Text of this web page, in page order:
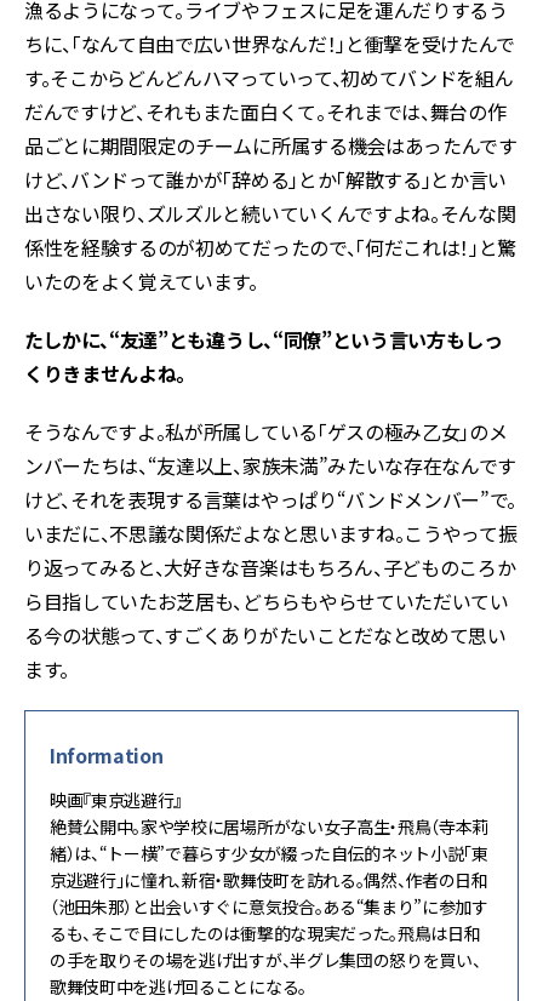
漁るようになって。ライブやフェスに足を運んだりするう
ちに、「なんて自由で広い世界なんだ！」と衝撃を受けたんで
す。そこからどんどんハマっていって、初めてバンドを組ん
だんですけど、それもまた面白くて。それまでは、舞台の作
品ごとに期間限定のチームに所属する機会はあったんです
けど、バンドって誰かが「辞める」とか「解散する」とか言い
出さない限り、ズルズルと続いていくんですよね。そんな関
係性を経験するのが初めてだったので、「何だこれは！」と驚
いたのをよく覚えています。
――たしかに、“友達”とも違うし、“同僚”という言い方もしっ
くりきませんよね。
そうなんですよ。私が所属している「ゲスの極み乙女」のメ
ンバーたちは、“友達以上、家族未満”みたいな存在なんです
けど、それを表現する言葉はやっぱり“バンドメンバー”で。
いまだに、不思議な関係だよなと思いますね。こうやって振
り返ってみると、大好きな音楽はもちろん、子どものころか
ら目指していたお芝居も、どちらもやらせていただいてい
る今の状態って、すごくありがたいことだなと改めて思い
ます。
Information
映画『東京逃避行』
絶賛公開中。家や学校に居場所がない女子高生・飛鳥（寺本莉
緒）は、“トー横”で暮らす少女が綴った自伝的ネット小説「東
京逃避行」に憧れ、新宿・歌舞伎町を訪れる。偶然、作者の日和
（池田朱那）と出会いすぐに意気投合。ある“集まり”に参加す
るも、そこで目にしたのは衝撃的な現実だった。飛鳥は日和
の手を取りその場を逃げ出すが、半グレ集団の怒りを買い、
歌舞伎町中を逃げ回ることになる。